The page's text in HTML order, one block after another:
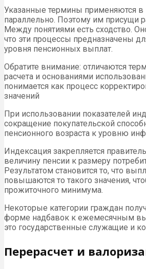
Указанные термины применяются в
параллельно. Поэтому им присущи
Между понятиями есть сходство.
что эти процессы предназначены
уровня пенсионных выплат.
Обратите внимание: отличаются
расчета и основаниями
понимается как процесс
значений
При использовании показателей
сокращение покупательской
пенсионного возраста к уровню
Индексация закрепляется
величину пенсии к размеру
Результатом становится то, что
повышаются то такого значения,
прожиточного минимума.
Некоторые категории граждан
форме надбавок к ежемесячным
это государственные служащие и
Перерасчет и